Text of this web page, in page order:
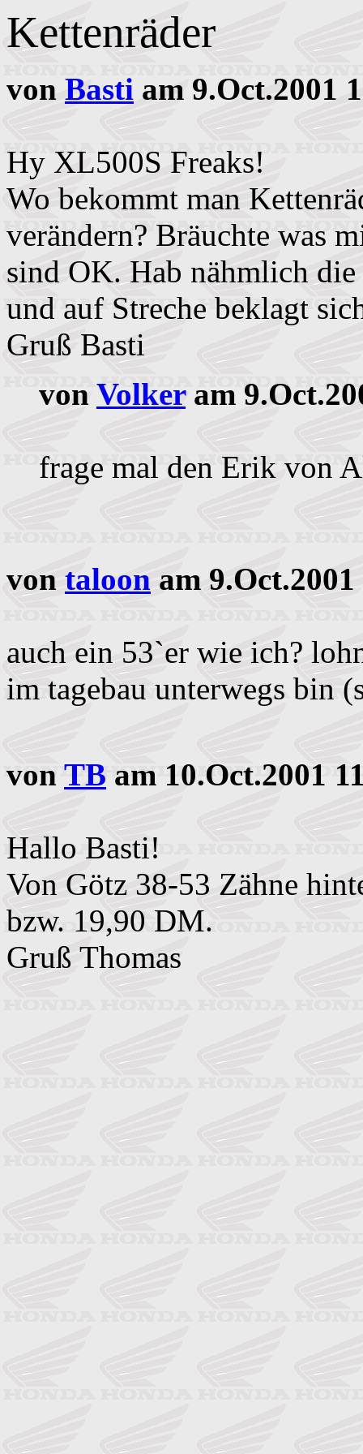
Kettenräder
von Basti am 9.Oct.2001
Hy XL500S Freaks!
Wo bekommt man
verändern? Bräuchte was
sind OK. Hab nähmlich
und auf Streche beklagt
Gruß Basti
von Volkeram
frage mal den Erik von
von taloon am
auch ein 53`er wie ich?
im tagebau unterwegs bin
von TB am 10.Oct.2001
Hallo Basti!
Von Götz 38-53 Zähne
bzw. 19,90 DM.
Gruß Thomas